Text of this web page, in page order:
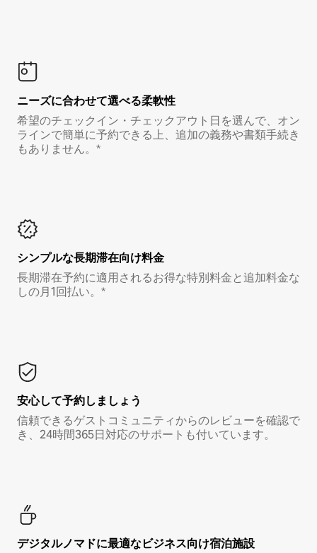
ニーズに合わせて選べる柔軟性
希望のチェックイン・チェックアウト日を選んで、オン
ラインで簡単に予約できる上、追加の義務や書類手続き
もありません。*
シンプルな長期滞在向け料金
長期滞在予約に適用されるお得な特別料金と追加料金な
しの月1回払い。*
安心して予約しましょう
信頼できるゲストコミュニティからのレビューを確認で
き、24時間365日対応のサポートも付いています。
デジタルノマド⁠に最⁠適⁠なビ⁠ジ⁠ネ⁠ス⁠向⁠け宿⁠泊⁠施⁠設